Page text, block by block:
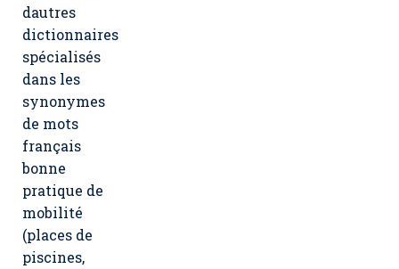
dautres
dictionnaires
spécialisés
dans les
synonymes
de mots
français
bonne
pratique de
mobilité
(places de
piscines,